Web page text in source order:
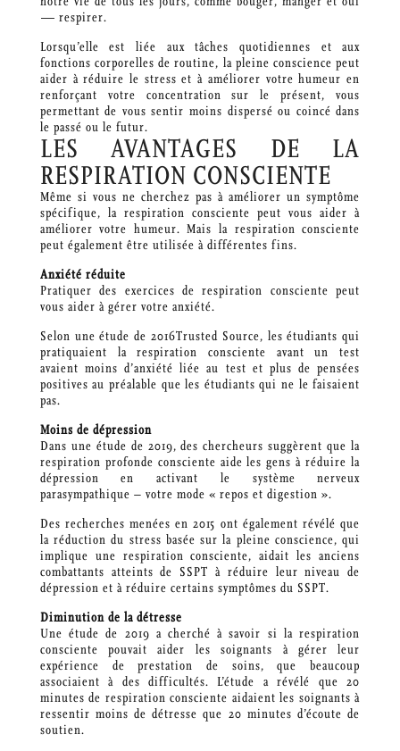
⁠— respirer.
Lorsqu’elle est liée aux tâches quotidiennes et aux
fonctions corporelles de routine, la pleine conscience peut
aider à réduire le stress et à améliorer votre humeur en
renforçant votre concentration sur le présent, vous
permettant de vous sentir moins dispersé ou coincé dans
le passé ou le futur.
LES AVANTAGES DE LA
RESPIRATION CONSCIENTE
Même si vous ne cherchez pas à améliorer un symptôme
spécifique, la respiration consciente peut vous aider à
améliorer votre humeur. Mais la respiration consciente
peut également être utilisée à différentes fins.
Anxiété réduite
Pratiquer des exercices de respiration consciente peut
vous aider à gérer votre anxiété.
Selon une étude de 2016Trusted Source, les étudiants qui
pratiquaient la respiration consciente avant un test
avaient moins d’anxiété liée au test et plus de pensées
positives au préalable que les étudiants qui ne le faisaient
pas.
Moins de dépression
Dans une étude de 2019, des chercheurs suggèrent que la
respiration profonde consciente aide les gens à réduire la
dépression en activant le système nerveux
parasympathique – votre mode « repos et digestion ».
Des recherches menées en 2015 ont également révélé que
la réduction du stress basée sur la pleine conscience, qui
implique une respiration consciente, aidait les anciens
combattants atteints de SSPT à réduire leur niveau de
dépression et à réduire certains symptômes du SSPT.
Diminution de la détresse
Une étude de 2019 a cherché à savoir si la respiration
consciente pouvait aider les soignants à gérer leur
expérience de prestation de soins, que beaucoup
associaient à des difficultés. L’étude a révélé que 20
minutes de respiration consciente aidaient les soignants à
ressentir moins de détresse que 20 minutes d’écoute de
soutien.